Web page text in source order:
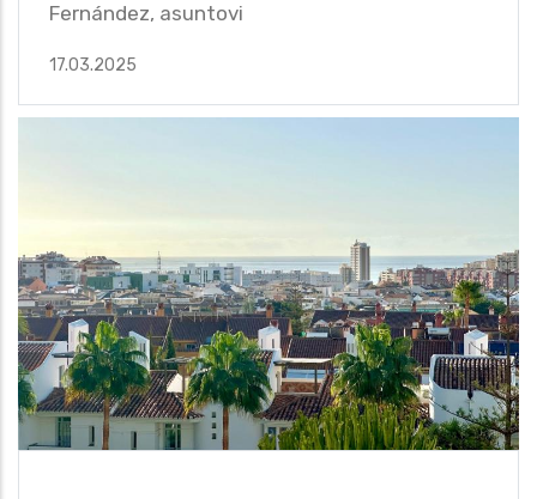
Fernández, asuntovi
17.03.2025